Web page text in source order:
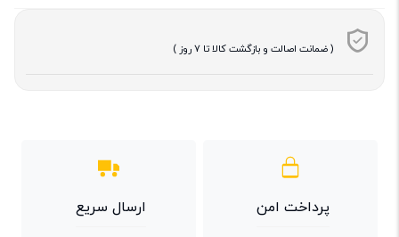
( ضمانت اصالت و بازگشت کالا تا 7 روز )
پرداخت امن ارسال سریع